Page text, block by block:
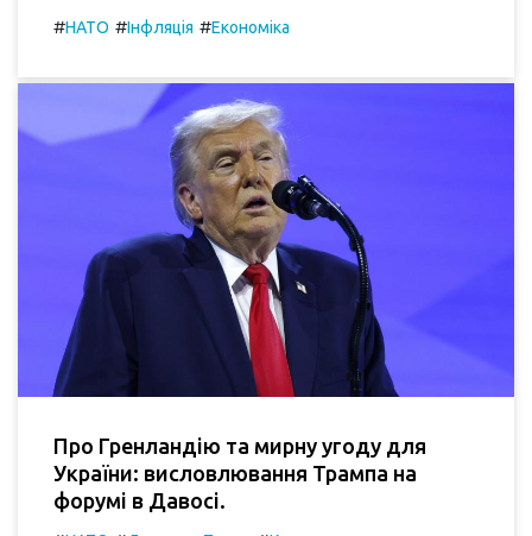
#НАТО #Інфляція #Економіка
Про Гренландію та мирну угоду для
України: висловлювання Трампа на
форумі в Давосі.